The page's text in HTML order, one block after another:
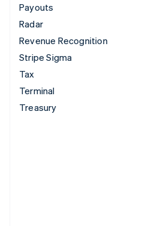
Payouts
Radar
Revenue Recognition
Stripe Sigma
Tax
Terminal
Treasury